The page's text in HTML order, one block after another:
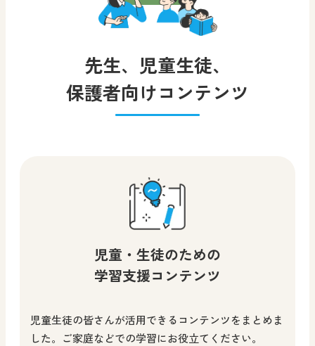
先生、児童生徒、
保護者向けコンテンツ
児童・生徒のための
学習支援コンテンツ
児童生徒の皆さんが活用できるコンテンツをまとめま
した。ご家庭などでの学習にお役立てください。